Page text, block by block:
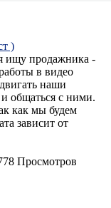
)
ищу продажника -
в видео
наши
общаться с ними.
как мы будем
зависит от
Просмотров